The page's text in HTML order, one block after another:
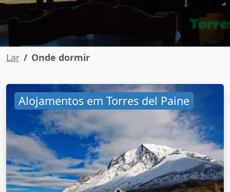
Lar Onde dormir
Alojamentos em Torres del Paine